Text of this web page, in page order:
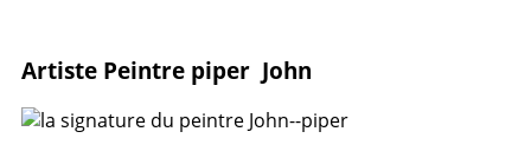
Artiste Peintre piper John